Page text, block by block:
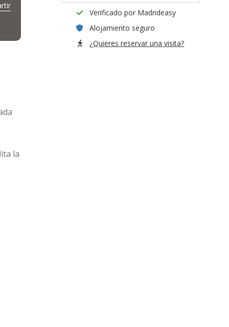
la
Verificado por Madrideasy
Alojamiento seguro
¿Quieres reservar una visita?